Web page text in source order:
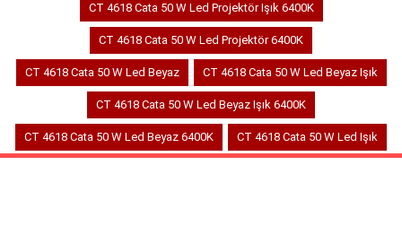
CT 4618 Cata 50 W Led Projektör Işık 6400K
CT 4618 Cata 50 W Led Projektör 6400K
CT 4618 Cata 50 W Led Beyaz CT 4618 Cata 50 W Led Beyaz Işık
CT 4618 Cata 50 W Led Beyaz Işık 6400K
CT 4618 Cata 50 W Led Beyaz 6400K CT 4618 Cata 50 W Led Işık